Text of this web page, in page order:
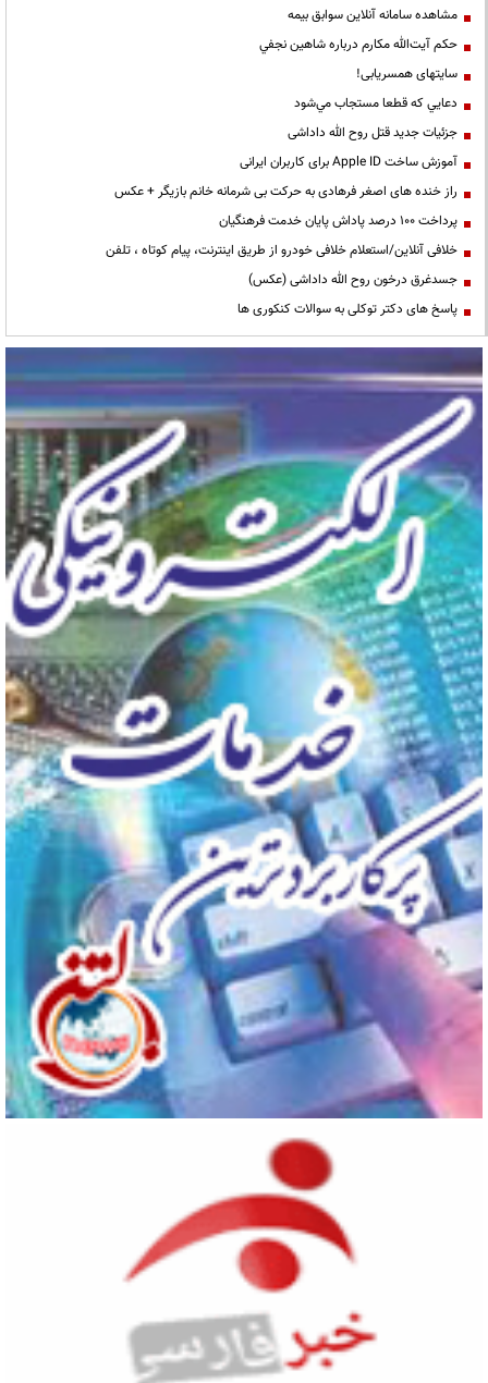
مشاهده سامانه آنلاين سوابق بیمه
حكم آيت‌الله مكارم درباره شاهين نجفي
سایتهای همسریابی!
دعايي كه قطعا مستجاب مي‌شود
جزئیات جدید قتل روح الله داداشی
آموزش ساخت Apple ID برای کاربران ایرانی
راز خنده های اصغر فرهادی به حرکت بی شرمانه خانم بازیگر + عکس
پرداخت ۱۰۰ درصد پاداش پایان خدمت فرهنگیان
خلافی آنلاین/استعلام خلافی خودرو از طریق اینترنت، پیام کوتاه ، تلفن
جسدغرق درخون روح الله داداشی (عکس)
پاسخ های دکتر توکلی به سوالات کنکوری ها